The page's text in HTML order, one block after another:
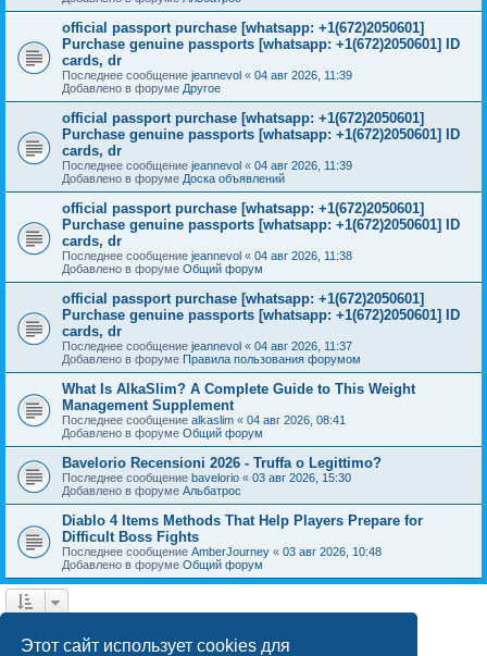
Этот сайт использует cookies для
official passport purchase [whatsapp: +1(672)2050601]
Purchase genuine passports [whatsapp: +1(672)2050601] ID
cards, dr
Последнее сообщение jeannevol « 04 авг 2026, 11:39
Добавлено в форуме Другое
official passport purchase [whatsapp: +1(672)2050601]
Purchase genuine passports [whatsapp: +1(672)2050601] ID
cards, dr
Последнее сообщение jeannevol « 04 авг 2026, 11:39
Добавлено в форуме Доска объявлений
official passport purchase [whatsapp: +1(672)2050601]
Purchase genuine passports [whatsapp: +1(672)2050601] ID
cards, dr
Последнее сообщение jeannevol « 04 авг 2026, 11:38
Добавлено в форуме Общий форум
official passport purchase [whatsapp: +1(672)2050601]
Purchase genuine passports [whatsapp: +1(672)2050601] ID
cards, dr
Последнее сообщение jeannevol « 04 авг 2026, 11:37
Добавлено в форуме Правила пользования форумом
What Is AlkaSlim? A Complete Guide to This Weight
Management Supplement
Последнее сообщение alkaslim « 04 авг 2026, 08:41
Добавлено в форуме Общий форум
Bavelorio Recensioni 2026 - Truffa o Legittimo?
Последнее сообщение bavelorio « 03 авг 2026, 15:30
Добавлено в форуме Альбатрос
Diablo 4 Items Methods That Help Players Prepare for
Difficult Boss Fights
Последнее сообщение AmberJourney « 03 авг 2026, 10:48
Добавлено в форуме Общий форум